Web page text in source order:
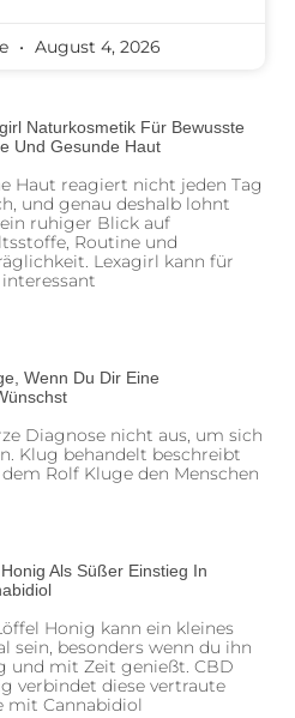
August 4, 2026
Naturkosmetik Für Bewusste
Und Gesunde Haut
Haut reagiert nicht jeden Tag
und genau deshalb lohnt
ruhiger Blick auf
Routine und
Lexagirl kann für
Wenn Du Dir Eine
Diagnose nicht aus, um sich
Klug behandelt beschreibt
Rolf Kluge den Menschen
Als Süßer Einstieg In
Honig kann ein kleines
sein, besonders wenn du ihn
und mit Zeit genießt. CBD
verbindet diese vertraute
mit Cannabidiol